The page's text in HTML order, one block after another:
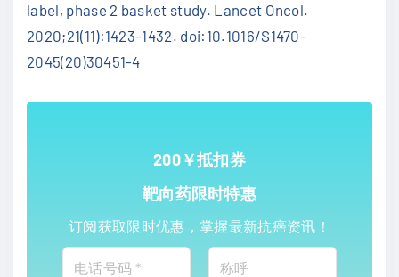
label, phase 2 basket study. Lancet Oncol.
2020;21(11):1423-1432. doi:10.1016/S1470-
2045(20)30451-4
200￥抵扣券
靶向药限时特惠
订阅获取限时优惠，掌握最新抗癌资讯！